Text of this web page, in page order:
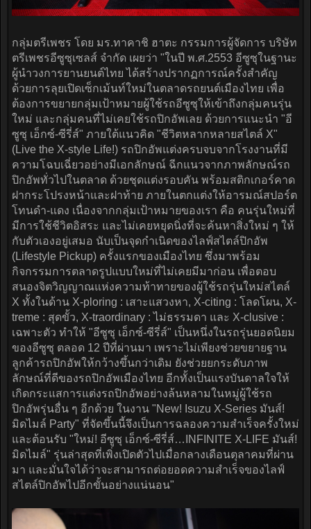
กลุ่มตรีเพชร โดย มร.ทาคาชิ ฮาตะ กรรมการผู้จัดการ บริษัท
ตรีเพชรอีซูซุเซลส์ จำกัด เผยว่า "ในปี พ.ศ.2553 อีซูซุในฐานะ
ผู้นำวงการยานยนต์ไทย ได้สร้างปรากฏการณ์ครั้งสำคัญ
ด้วยการลุยเปิดเซ็กเม้นท์ใหม่ในตลาดรถยนต์เมืองไทย เพื่อ
ต้องการขยายกลุ่มเป้าหมายผู้ใช้รถอีซูซุให้เข้าถึงกลุ่มคนรุ่น
ใหม่ และกลุ่มคนที่ไม่เคยใช้รถปิกอัพเลย ด้วยการแนะนำ "อี
ซูซุ เอ็กซ์-ซีรี่ส์" ภายใต้แนวคิด "ชีวิตหลากหลายสไตล์ X"
(Live the X-style Life!) รถปิกอัพแต่งครบจบจากโรงงานที่มี
ความโฉบเฉี่ยวอย่างมีเอกลักษณ์ ฉีกแนวจากภาพลักษณ์รถ
ปิกอัพทั่วไปในตลาด ด้วยชุดแต่งรอบคัน พร้อมสติกเกอร์คาด
ฝากระโปรงหน้าและฝาท้าย ภายในตกแต่งให้อารมณ์สปอร์ต
โทนดำ-แดง เนื่องจากกลุ่มเป้าหมายของเรา คือ คนรุ่นใหม่ที่
มีการใช้ชีวิตอิสระ และไม่เคยหยุดนิ่งที่จะค้นหาสิ่งใหม่ ๆ ให้
กับตัวเองอยู่เสมอ นับเป็นจุดกำเนิดของไลฟ์สไตล์ปิกอัพ
(Lifestyle Pickup) ครั้งแรกของเมืองไทย ซึ่งมาพร้อม
กิจกรรมการตลาดรูปแบบใหม่ที่ไม่เคยมีมาก่อน เพื่อตอบ
สนองจิตวิญญาณแห่งความท้าทายของผู้ใช้รถรุ่นใหม่สไตล์
X ทั้งในด้าน X-ploring : เสาะแสวงหา, X-citing : โลดโผน, X-
treme : สุดขั้ว, X-traordinary : ไม่ธรรมดา และ X-clusive :
เฉพาะตัว ทำให้ "อีซูซุ เอ็กซ์-ซีรี่ส์" เป็นหนึ่งในรถรุ่นยอดนิยม
ของอีซูซุ ตลอด 12 ปีที่ผ่านมา เพราะไม่เพียงช่วยขยายฐาน
ลูกค้ารถปิกอัพให้กว้างขึ้นกว่าเดิม ยังช่วยยกระดับภาพ
ลักษณ์ที่ดีของรถปิกอัพเมืองไทย อีกทั้งเป็นแรงบันดาลใจให้
เกิดกระแสการแต่งรถปิกอัพอย่างล้นหลามในหมู่ผู้ใช้รถ
ปิกอัพรุ่นอื่น ๆ อีกด้วย ในงาน "New! Isuzu X-Series มันส์!
มิดไมล์ Party" ที่จัดขึ้นนี้จึงเป็นการฉลองความสำเร็จครั้งใหม่
และต้อนรับ "ใหม่! อีซูซุ เอ็กซ์-ซีรี่ส์…INFINITE X-LIFE มันส์!
มิดไมล์" รุ่นล่าสุดที่เพิ่งเปิดตัวไปเมื่อกลางเดือนตุลาคมที่ผ่าน
มา และมั่นใจได้ว่าจะสามารถต่อยอดความสำเร็จของไลฟ์
สไตล์ปิกอัพไปอีกขั้นอย่างแน่นอน"